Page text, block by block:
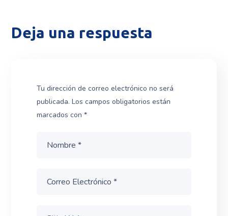
Deja una respuesta
Tu dirección de correo electrónico no será
publicada. Los campos obligatorios están
marcados con*